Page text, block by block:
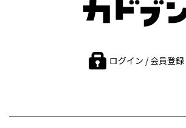
ログイン / 会員登録